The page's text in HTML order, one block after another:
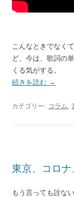
こんなときでなく
ど、今は、歌詞の
くる気がする。
続きを読む →
カテゴリー: コラム
東京、コロ
もう言っても詮な